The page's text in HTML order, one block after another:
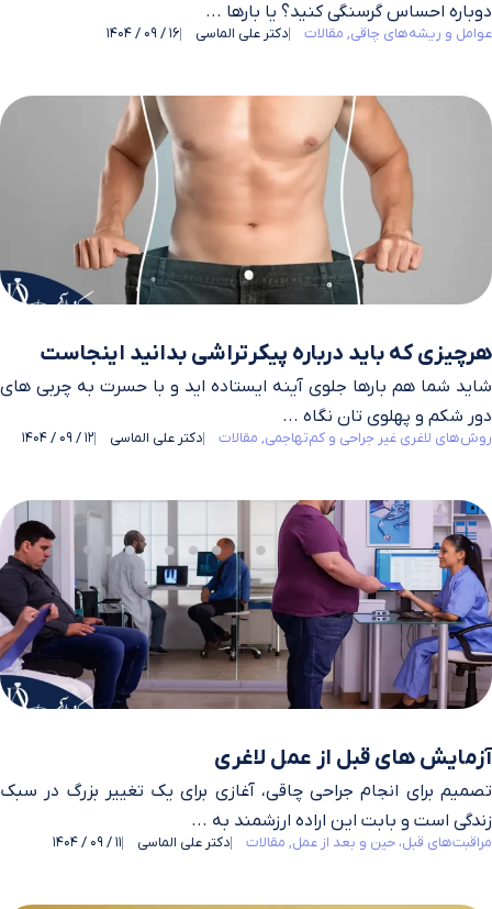
دوباره احساس گرسنگی کنید؟ یا بارها ...
عوامل و ریشه‌های چاقی مقالات دکتر علی الماسی 16 / 09 / 1404
هرچیزی که باید درباره پیکرتراشی بدانید اینجاست
شاید شما هم بارها جلوی آینه ایستاده اید و با حسرت به چربی های
دور شکم و پهلوی تان نگاه ...
روش‌های لاغری غیر جراحی و کم‌تهاجمی مقالات دکتر علی الماسی 12 / 09 / 1404
آزمایش های قبل از عمل لاغری
تصمیم برای انجام جراحی چاقی، آغازی برای یک تغییر بزرگ در سبک
زندگی است و بابت این اراده ارزشمند به ...
مراقبت‌های قبل، حین و بعد از عمل مقالات دکتر علی الماسی 11 / 09 / 1404